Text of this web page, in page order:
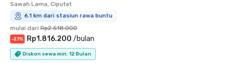
Sawah Lama, Ciputat
6.1 km dari stasiun rawa buntu
mulai dari Rp2.518.000
-27% Rp1.816.200 /bulan
Diskon sewa min. 12 Bulan